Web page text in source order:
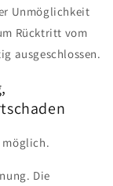
Unmöglichkeit
Rücktritt vom
ausgeschlossen.
möglich.
Die